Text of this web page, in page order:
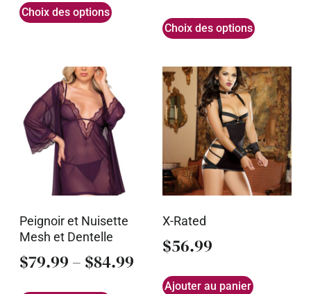
Choix des options
Choix des options
Peignoir et Nuisette
Mesh et Dentelle
$79.99 – $84.99
X-Rated
$56.99
Ajouter au panier